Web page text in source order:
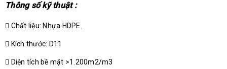
Thông số kỹ thuật :
Chất liệu: Nhựa HDPE.
Kích thước: D11
Diện tích bề mặt >1.200m2/m3